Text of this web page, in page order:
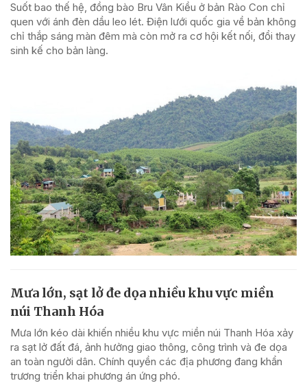
Suốt bao thế hệ, đồng bào Bru Vân Kiều ở bản Rào Con chỉ
quen với ánh đèn dầu leo lét. Điện lưới quốc gia về bản không
chỉ thắp sáng màn đêm mà còn mở ra cơ hội kết nối, đổi thay
sinh kế cho bản làng.
Mưa lớn, sạt lở đe dọa nhiều khu vực miền
núi Thanh Hóa
Mưa lớn kéo dài khiến nhiều khu vực miền núi Thanh Hóa xảy
ra sạt lở đất đá, ảnh hưởng giao thông, công trình và đe dọa
an toàn người dân. Chính quyền các địa phương đang khẩn
trương triển khai phương án ứng phó.